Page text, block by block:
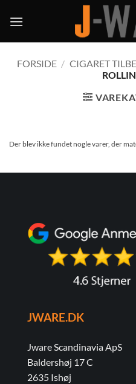
FORSIDE / CIGARET
Der blev ikke fundet nogle varer, der
JWARE.DK
Jware Scandinavia ApS
Baldershøj 17 C
2635 Ishøj